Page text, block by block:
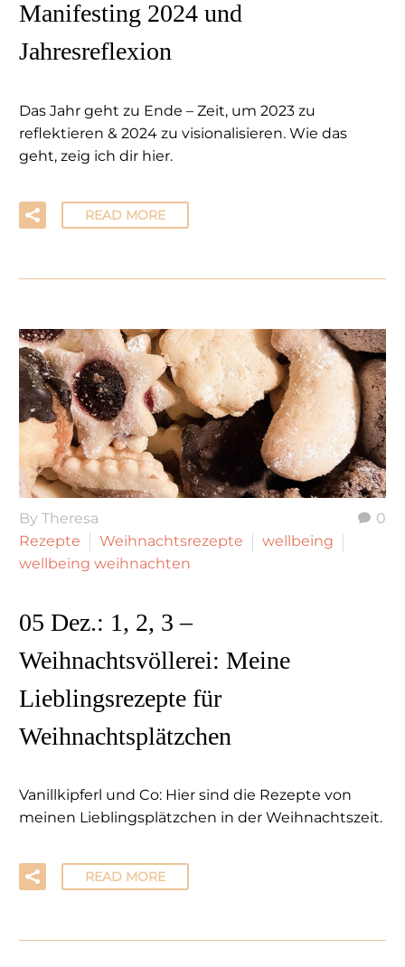
Manifesting 2024 und
Jahresreflexion
Das Jahr geht zu Ende – Zeit, um 2023 zu
reflektieren & 2024 zu visionalisieren. Wie das
geht, zeig ich dir hier.
READ MORE
0
By Theresa
Rezepte
Weihnachtsrezepte
wellbeing
wellbeing weihnachten
05 Dez.: 1, 2, 3 –
Weihnachtsvöllerei: Meine
Lieblingsrezepte für
Weihnachtsplätzchen
Vanillkipferl und Co: Hier sind die Rezepte von
meinen Lieblingsplätzchen in der Weihnachtszeit.
READ MORE